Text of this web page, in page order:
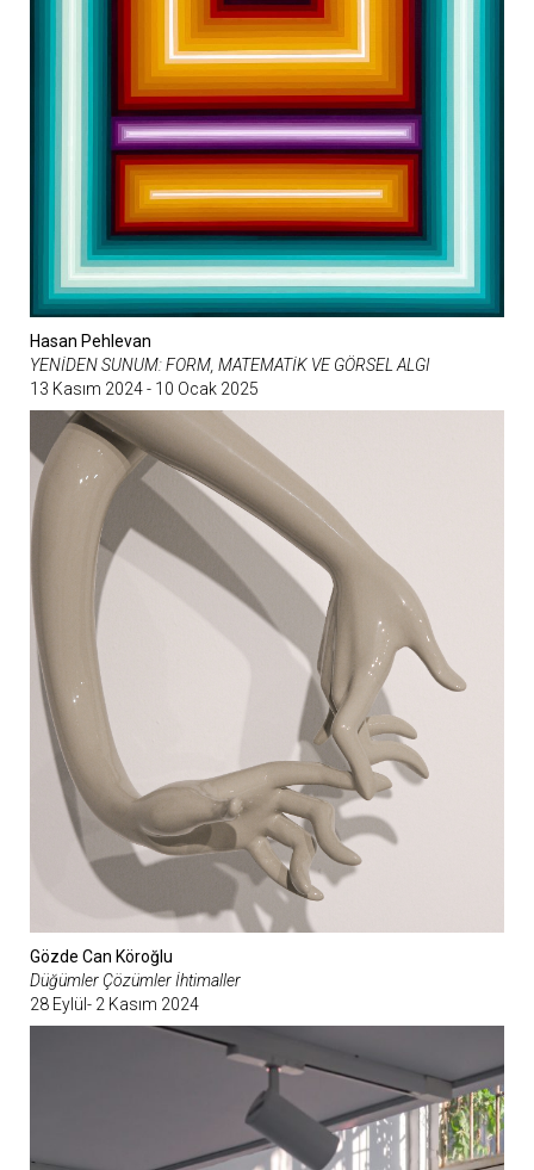
Hasan Pehlevan
YENİDEN SUNUM: FORM, MATEMATİK VE GÖRSEL ALGI
13 Kasım 2024 - 10 Ocak 2025
Gözde Can Köroğlu
Düğümler Çözümler İhtimaller
28 Eylül- 2 Kasım 2024